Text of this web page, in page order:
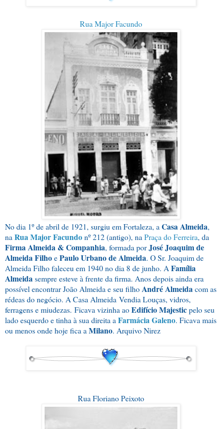
Rua Major Facundo
No dia 1º de abril de 1921, surgiu em Fortaleza, a Casa Almeida,
na Rua Major Facundonº 212 (antigo), na Praça do Ferreira, da
Firma Almeida & Companhia, formada porJosé Joaquim de
Almeida FilhoePaulo Urbano de Almeida. O Sr. Joaquim de
Almeida Filho faleceu em 1940 no dia 8 de junho. A Família
Almeida sempre esteve à frente da firma. Anos depois ainda era
possível encontrar João Almeida e seu filho André Almeida com as
rédeas do negócio. A Casa Almeida Vendia Louças, vidros,
ferragens e miudezas. Ficava vizinha aoEdifício Majesticpelo seu
lado esquerdo e tinha à sua direita a Farmácia Galeno. Ficava mais
ou menos onde hoje fica a Milano. Arquivo Nirez
Rua Floriano Peixoto